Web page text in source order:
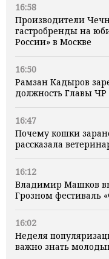
16:58
Производители
гастробренды на
России» в Москве
16:50
Рамзан Кадыров
должность Главы ЧР
16:47
Почему кошки
рассказала
16:12
Владимир Машков
Грозном фестиваль
16:02
Неделя
важно знать